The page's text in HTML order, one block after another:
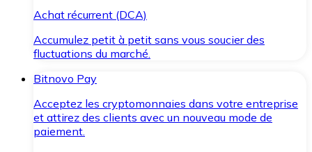
Achat récurrent (DCA)
Accumulez petit à petit sans vous soucier des
fluctuations du marché.
Bitnovo Pay
Acceptez les cryptomonnaies dans votre entreprise
et attirez des clients avec un nouveau mode de
paiement.